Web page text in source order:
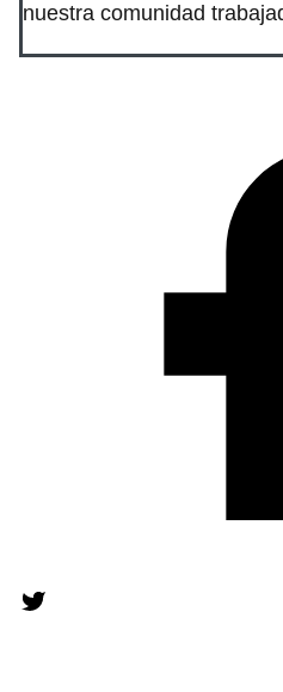
nuestra comunidad